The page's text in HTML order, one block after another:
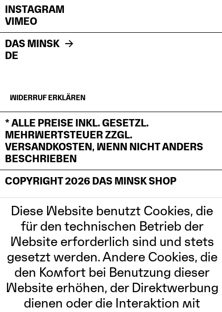
INSTAGRAM
VIMEO
DAS MINSK
DE
WIDERRUF ERKLÄREN
* ALLE PREISE INKL. GESETZL.
MEHRWERTSTEUER ZZGL.
VERSANDKOSTEN, WENN NICHT ANDERS
BESCHRIEBEN
COPYRIGHT 2026 DAS MINSK SHOP
Diese Website benutzt Cookies, die
für den technischen Betrieb der
Website erforderlich sind und stets
gesetzt werden. Andere Cookies, die
den Komfort bei Benutzung dieser
Website erhöhen, der Direktwerbung
dienen oder die Interaktion mit